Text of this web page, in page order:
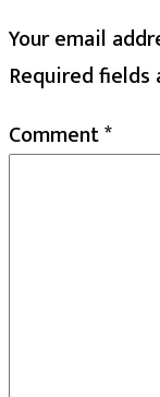
Your email
Required fields
Comment*